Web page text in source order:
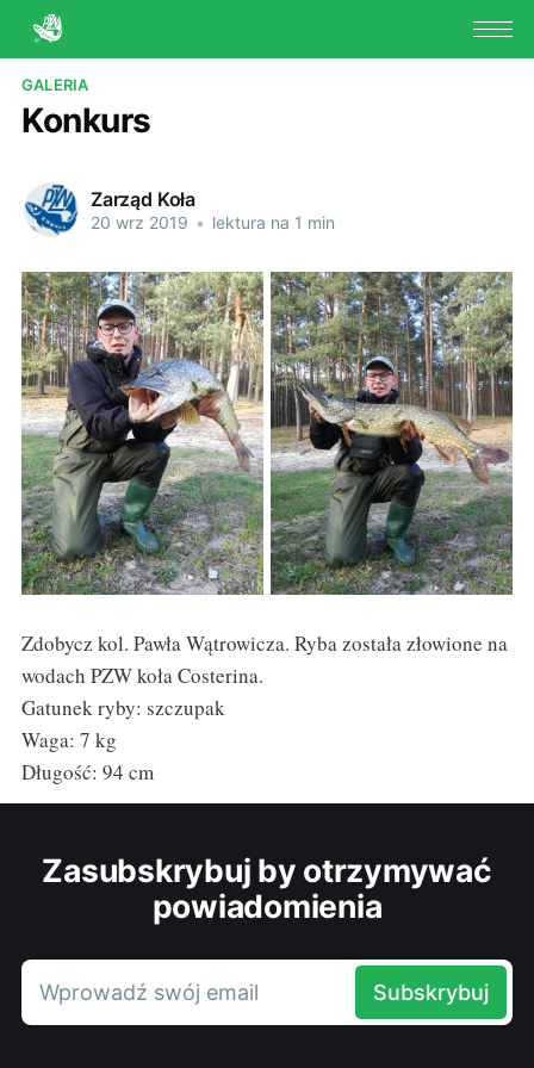
GALERIA
Konkurs
Zarząd Koła
20 wrz 2019 • lektura na 1 min
Zdobycz kol. Pawła Wątrowicza. Ryba została złowione na
wodach PZW koła Costerina.
Gatunek ryby: szczupak
Waga: 7 kg
Długość: 94 cm
Zasubskrybuj by otrzymywać
powiadomienia
Wprowadź swój email Subskrybuj